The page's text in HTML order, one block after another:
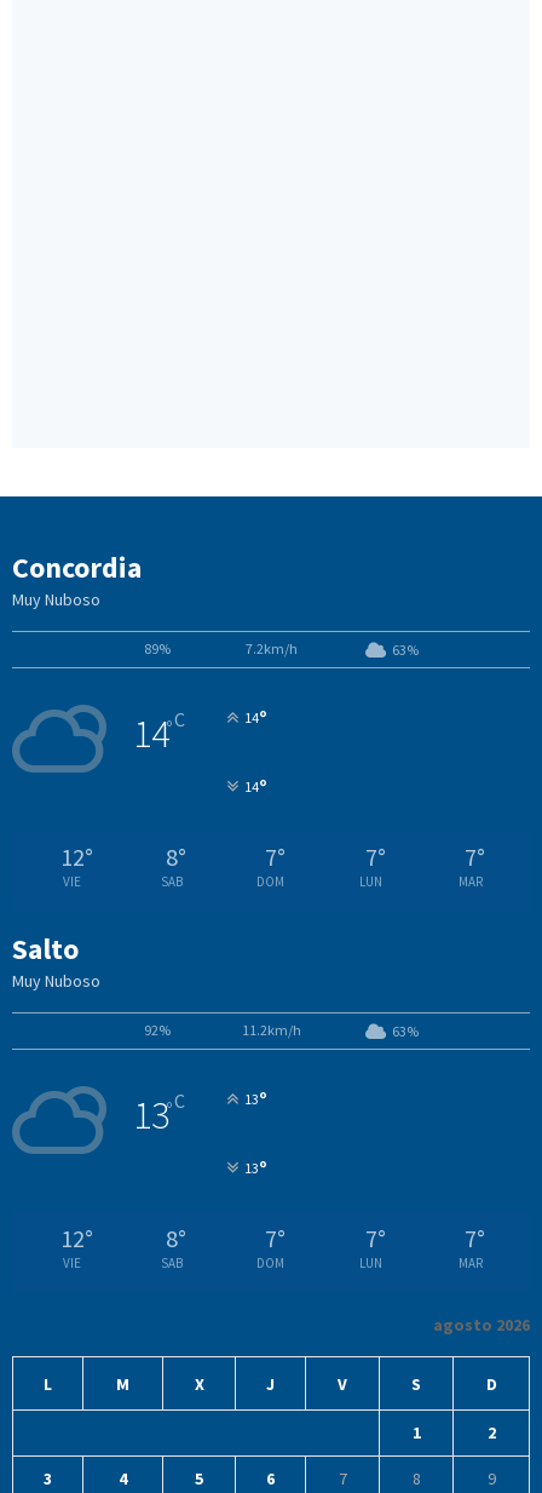
Concordia
Muy Nuboso
89% 7.2km/h 63%
14°C 14°
14°
12°
VIE
8°
SAB
7°
DOM
7°
LUN
7°
MAR
Salto
Muy Nuboso
92% 11.2km/h 63%
13°C 13°
13°
12°
VIE
8°
SAB
7°
DOM
7°
LUN
7°
MAR
agosto 2026
L M X J V S D
1 2
3 4 5 6 7 8 9